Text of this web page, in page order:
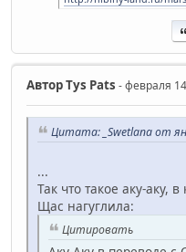
АвторTys Pats - февраля
Цитата: _Swetlana от
...
Так что такое аку-аку,
Щас нагуглила:
Цитировать